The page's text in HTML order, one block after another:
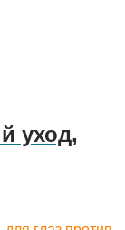
уход,